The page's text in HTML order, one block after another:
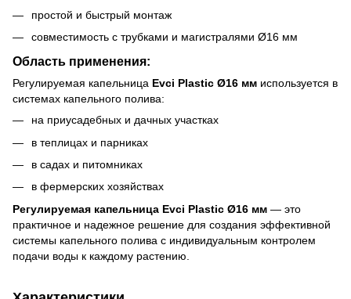
простой и быстрый монтаж
совместимость с трубками и магистралями Ø16 мм
Область применения:
Регулируемая капельница Evci Plastic Ø16 мм используется в
системах капельного полива:
на приусадебных и дачных участках
в теплицах и парниках
в садах и питомниках
в фермерских хозяйствах
Регулируемая капельница Evci Plastic Ø16 мм — это
практичное и надежное решение для создания эффективной
системы капельного полива с индивидуальным контролем
подачи воды к каждому растению.